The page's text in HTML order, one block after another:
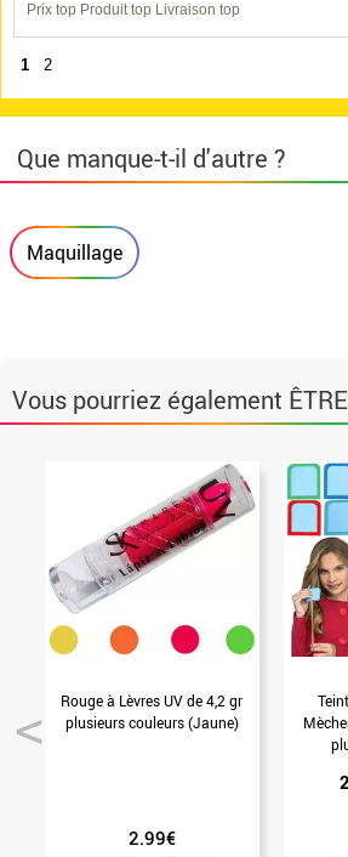
Prix top Produit top Livraison top
1 2
Que manque-t-il d'autre ?
Maquillage
Vous pourriez également
Rouge à Lèvres UV de 4,2 gr
plusieurs couleurs (Jaune)
2.99€